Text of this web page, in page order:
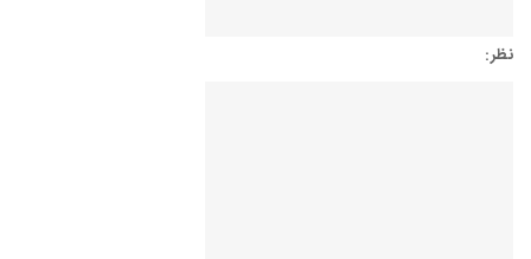
نظر: